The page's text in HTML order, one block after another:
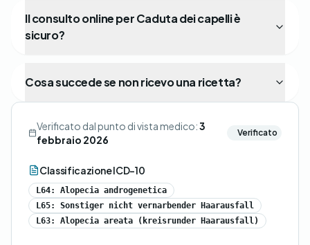
Il consulto online per Caduta dei capelli è
sicuro?
Cosa succede se non ricevo una ricetta?
Verificato dal punto di vista medico:3
febbraio 2026
Verificato
Classificazione ICD-10
L64: Alopecia androgenetica
L65: Sonstiger nicht vernarbender Haarausfall
L63: Alopecia areata (kreisrunder Haarausfall)